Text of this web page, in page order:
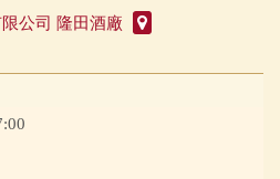
公司 隆田酒廠